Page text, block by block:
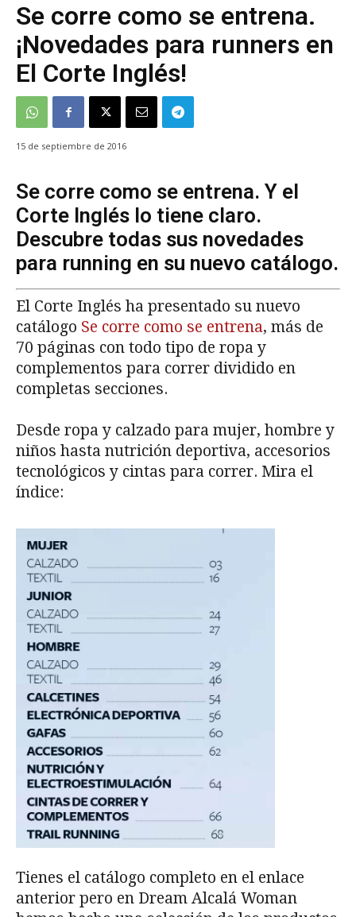
Se corre como se entrena.
¡Novedades para runners en
El Corte Inglés!
15 de septiembre de 2016
Se corre como se entrena. Y el
Corte Inglés lo tiene claro.
Descubre todas sus novedades
para running en su nuevo catálogo.
El Corte Inglés ha presentado su nuevo
catálogo Se corre como se entrena, más de
70 páginas con todo tipo de ropa y
complementos para correr dividido en
completas secciones.
Desde ropa y calzado para mujer, hombre y
niños hasta nutrición deportiva, accesorios
tecnológicos y cintas para correr. Mira el
índice:
Tienes el catálogo completo en el enlace
anterior pero en Dream Alcalá Woman